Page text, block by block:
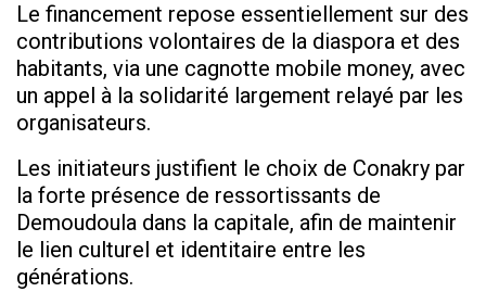
Le financement repose essentiellement sur des
contributions volontaires de la diaspora et des
habitants, via une cagnotte mobile money, avec
un appel à la solidarité largement relayé par les
organisateurs.
Les initiateurs justifient le choix de Conakry par
la forte présence de ressortissants de
Demoudoula dans la capitale, afin de maintenir
le lien culturel et identitaire entre les
générations.